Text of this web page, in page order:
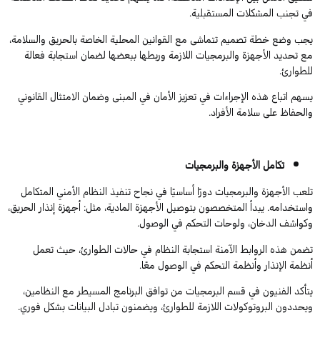
في تجنب المشكلات المستقبلية.
يجب وضع خطة تصميم تتماشى مع القوانين المحلية الخاصة بالحريق والسلامة،
مع تحديد الأجهزة والبرمجيات اللازمة وربطها ببعضها لضمان استجابة فعالة
للطوارئ.
يسهم اتباع هذه الإجراءات في تعزيز الأمان في المبنى وضمان الامتثال القانوني
والحفاظ على سلامة الأفراد.
تكامل الأجهزة والبرمجيات
تلعب الأجهزة والبرمجيات دورًا أساسيًا في نجاح تنفيذ النظام الأمني المتكامل
واستخدامه. يبدأ المتخصصون بتوصيل الأجهزة المادية، مثل: أجهزة إنذار الحريق،
وكواشف الدخان، ولوحات التحكم في الوصول.
تضمن هذه الروابط الآمنة استجابة النظام في حالات الطوارئ، حيث تعمل
أنظمة الإنذار وأنظمة التحكم في الوصول معًا.
يتأكد الفنيون في قسم البرمجيات من توافق البرنامج المسيطر مع النظامين،
ويحددون البروتوكولات اللازمة للطوارئ، ويضمنون تبادل البيانات بشكل فوري.